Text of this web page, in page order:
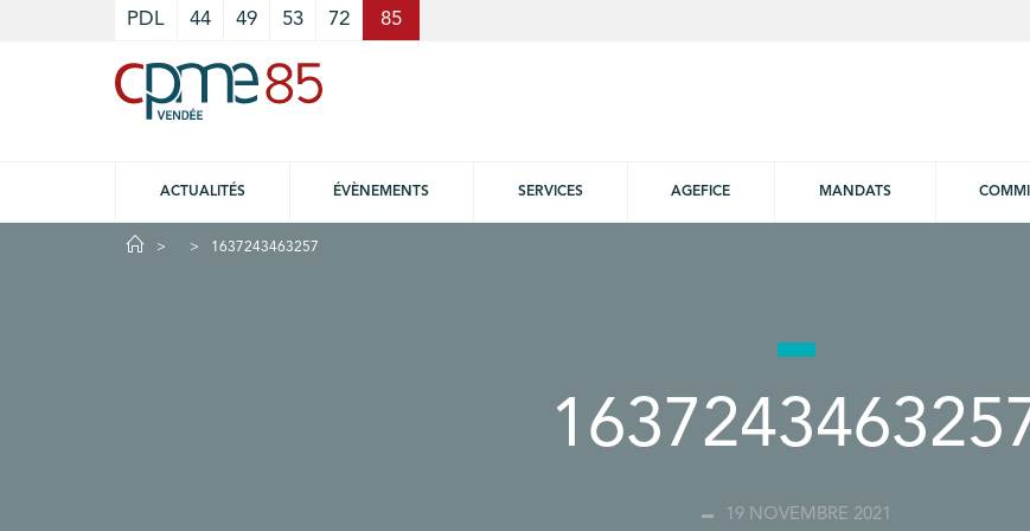
PDL 44 49 53 72 85
ACTUALITÉS ÉVÈNEMENTS SERVICES AGEFICE MANDATS
1637243463257
19 NOVEMBRE 2021
Cookies management panel